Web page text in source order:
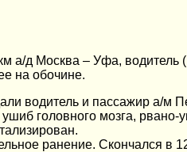
а/д Москва – Уфа,
на обочине.
водитель и пассажир а/м
головного мозга, рвано-
ранение. Скончался в